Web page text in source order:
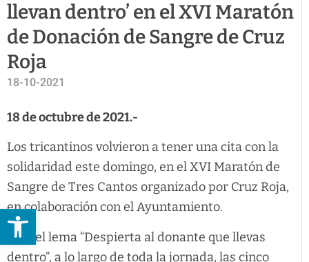
llevan dentro’ en el XVI Maratón
de Donación de Sangre de Cruz
Roja
18-10-2021
18 de octubre de 2021.-
Los tricantinos volvieron a tener una cita con la
solidaridad este domingo, en el XVI Maratón de
Sangre de Tres Cantos organizado por Cruz Roja,
en colaboración con el Ayuntamiento.
Bajo el lema “Despierta al donante que llevas
dentro”, a lo largo de toda la jornada, las cinco
Abrir barra de herramientas